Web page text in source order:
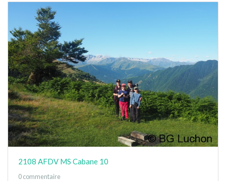
2108 AFDV MS Cabane 10
0 commentaire